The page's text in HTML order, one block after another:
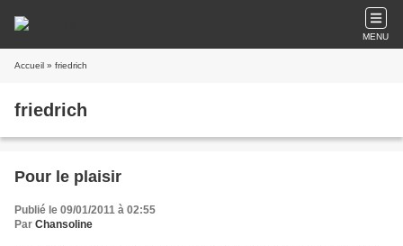
MENU
Accueil » friedrich
friedrich
Pour le plaisir
Publié le 09/01/2011 à 02:55
Par Chansoline